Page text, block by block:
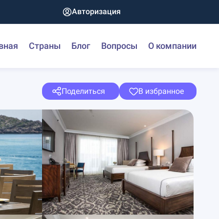
Авторизация
Страны Блог Вопросы О компании
Поделиться В избранное